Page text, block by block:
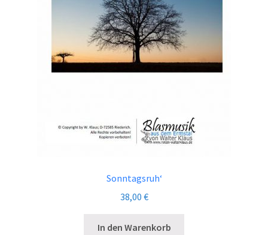
Sonntagsruh‘
38,00 €
In den Warenkorb